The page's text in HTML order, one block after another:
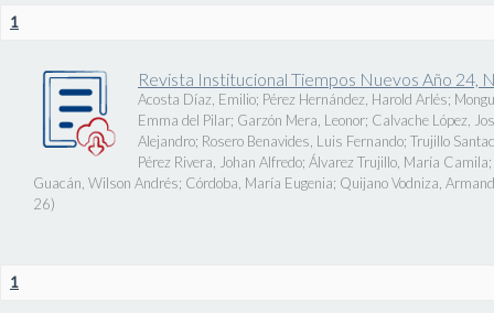
1
Revista Institucional Tiempos Nuevos Año 24,
Acosta Díaz, Emilio; Pérez Hernández, Harold Arlés;
Emma del Pilar; Garzón Mera, Leonor; Calvache López,
Alejandro; Rosero Benavides, Luis Fernando; Trujillo
Pérez Rivera, Johan Alfredo; Álvarez Trujillo, María Camila;
Guacán, Wilson Andrés; Córdoba, María Eugenia; Quijano Vodniza,
26)
1